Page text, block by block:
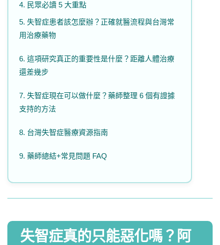
4. 民眾必讀 5 大重點
5. 失智症患者該怎麼辦？正確就醫流程與台灣常
用治療藥物
6. 這項研究真正的重要性是什麼？距離人體治療
還差幾步
7. 失智症現在可以做什麼？藥師整理 6 個有證據
支持的方法
8. 台灣失智症醫療資源指南
9. 藥師總結+常見問題 FAQ
​失智症真的只能惡化嗎？阿